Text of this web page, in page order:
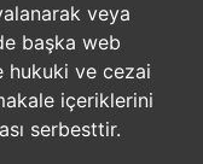
veya
başka web
hukuki ve cezai
içeriklerini
serbesttir.